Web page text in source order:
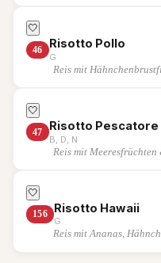
🤍
46 Risotto Pollo
G
Reis mit
🤍
47 Risotto Pescatore
B, D, N
Reis mit
🤍
156 Risotto Hawaii
G
Reis mit Ananas,